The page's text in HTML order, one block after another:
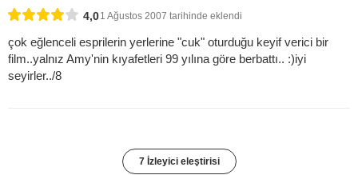
4,01 Ağustos 2007 tarihinde eklendi
çok eğlenceli esprilerin yerlerine "cuk" oturduğu keyif verici bir
film..yalnız Amy'nin kıyafetleri 99 yılına göre berbattı.. :)iyi
seyirler../8
7 İzleyici eleştirisi